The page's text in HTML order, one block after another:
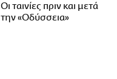
Οι ταινίες πριν και μετά
την «Οδύσσεια»